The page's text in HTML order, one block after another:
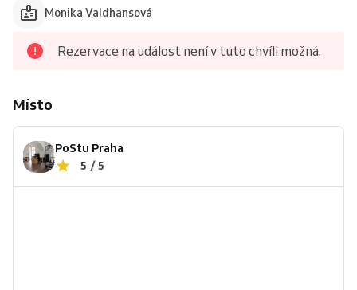
Monika Valdhansová
Rezervace na událost není v tuto chvíli možná.
Místo
PoStu Praha
5 / 5